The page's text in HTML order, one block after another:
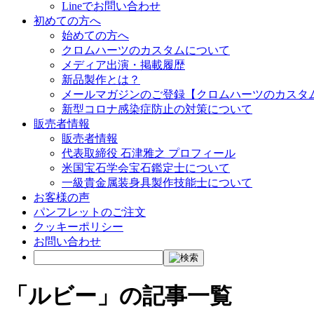
Lineでお問い合わせ
初めての方へ
始めての方へ
クロムハーツのカスタムについて
メディア出演・掲載履歴
新品製作とは？
メールマガジンのご登録【クロムハーツのカスタ
新型コロナ感染症防止の対策について
販売者情報
販売者情報
代表取締役 石津雅之 プロフィール
米国宝石学会宝石鑑定士について
一級貴金属装身具製作技能士について
お客様の声
パンフレットのご注文
クッキーポリシー
お問い合わせ
「ルビー」の記事一覧